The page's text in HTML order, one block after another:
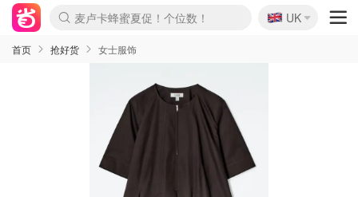
麦卢卡蜂蜜夏促！个位数！
Prada/Miu 4.8折！
啥？必胜客披萨5折！
🇬🇧
UK
首页 抢好货 女士服饰